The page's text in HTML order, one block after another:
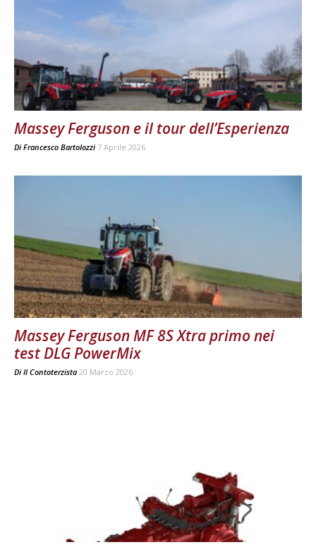
Massey Ferguson e il tour dell’Esperienza
Di Francesco Bartolozzi 7 Aprile 2026
Massey Ferguson MF 8S Xtra primo nei
test DLG PowerMix
Di Il Contoterzista 20 Marzo 2026